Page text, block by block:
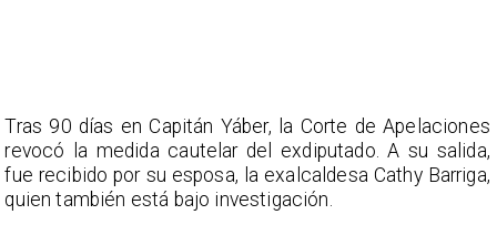
Tras 90 días en Capitán Yáber, la Corte de Apelaciones
revocó la medida cautelar del exdiputado. A su salida,
fue recibido por su esposa, la exalcaldesa Cathy Barriga,
quien también está bajo investigación.